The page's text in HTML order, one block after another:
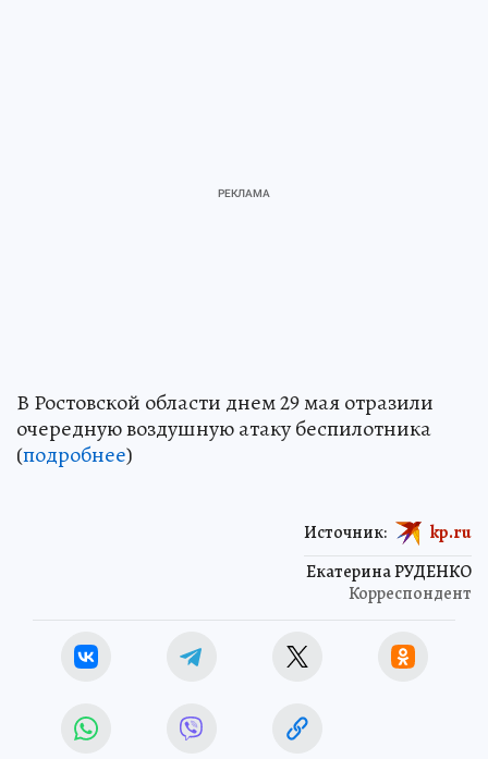
В Ростовской области днем 29 мая отразили
очередную воздушную атаку беспилотника
(подробнее)
Екатерина РУДЕНКО
Корреспондент
Источник: kp.ru